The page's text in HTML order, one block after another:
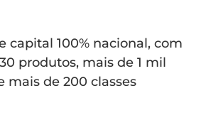
100% nacional, com
produtos, mais de 1 mil
mais de 200 classes